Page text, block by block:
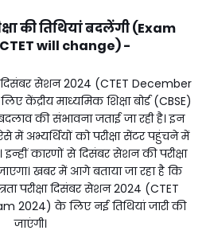
की तिथियां बदलेंगी (Exam
will change) -
दिसंबर सेशन 2024 (CTET December
केंद्रीय माध्यमिक शिक्षा बोर्ड (CBSE)
बदलाव की संभावना जताई जा रही है। इन
में अभ्यर्थियों को परीक्षा सेंटर पहुंचने में
कारणों से दिसंबर सेशन की परीक्षा
खबर में आगे बताया जा रहा है कि
परीक्षा दिसंबर सेशन 2024 (CTET
2024) के लिए नई तिथियां जारी की
जाएंगी।